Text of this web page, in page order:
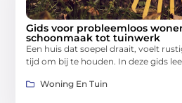
Gids voor probleemloos
schoonmaak tot tuinwerk
Een huis dat soepel draait, voelt
tijd om bij te houden. In deze gids
Woning En Tuin